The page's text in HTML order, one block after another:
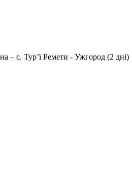
– с. Тур’ї Ремети - Ужгород (2 дні)